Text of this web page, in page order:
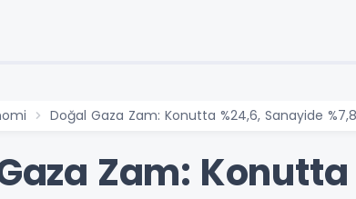
Doğal Gaza Zam: Konutta %24,6, Sanayide
Zam: